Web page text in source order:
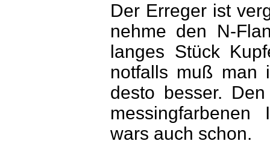
Der Erreger ist
nehme den N-
langes Stück
notfalls muß man
desto besser.
wars auch schon.